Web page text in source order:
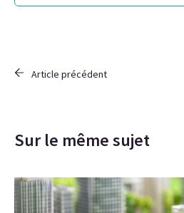
Article précédent
Sur le même sujet